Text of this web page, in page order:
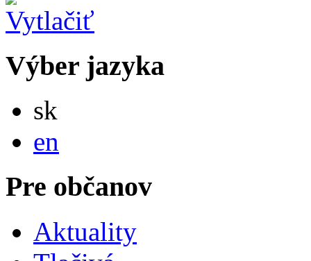
Výber jazyka
sk
en
Pre občanov
Aktuality